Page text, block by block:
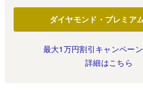
ダイヤモンド・プレミア
最大1万円割引キャンペーン
詳細はこちら